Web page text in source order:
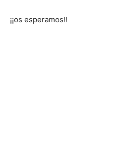
¡¡os esperamos!!